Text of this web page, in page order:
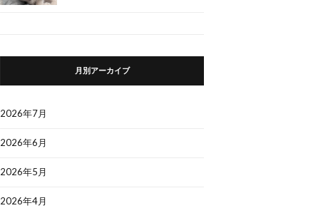
月別アーカイブ
2026年7月
2026年6月
2026年5月
2026年4月